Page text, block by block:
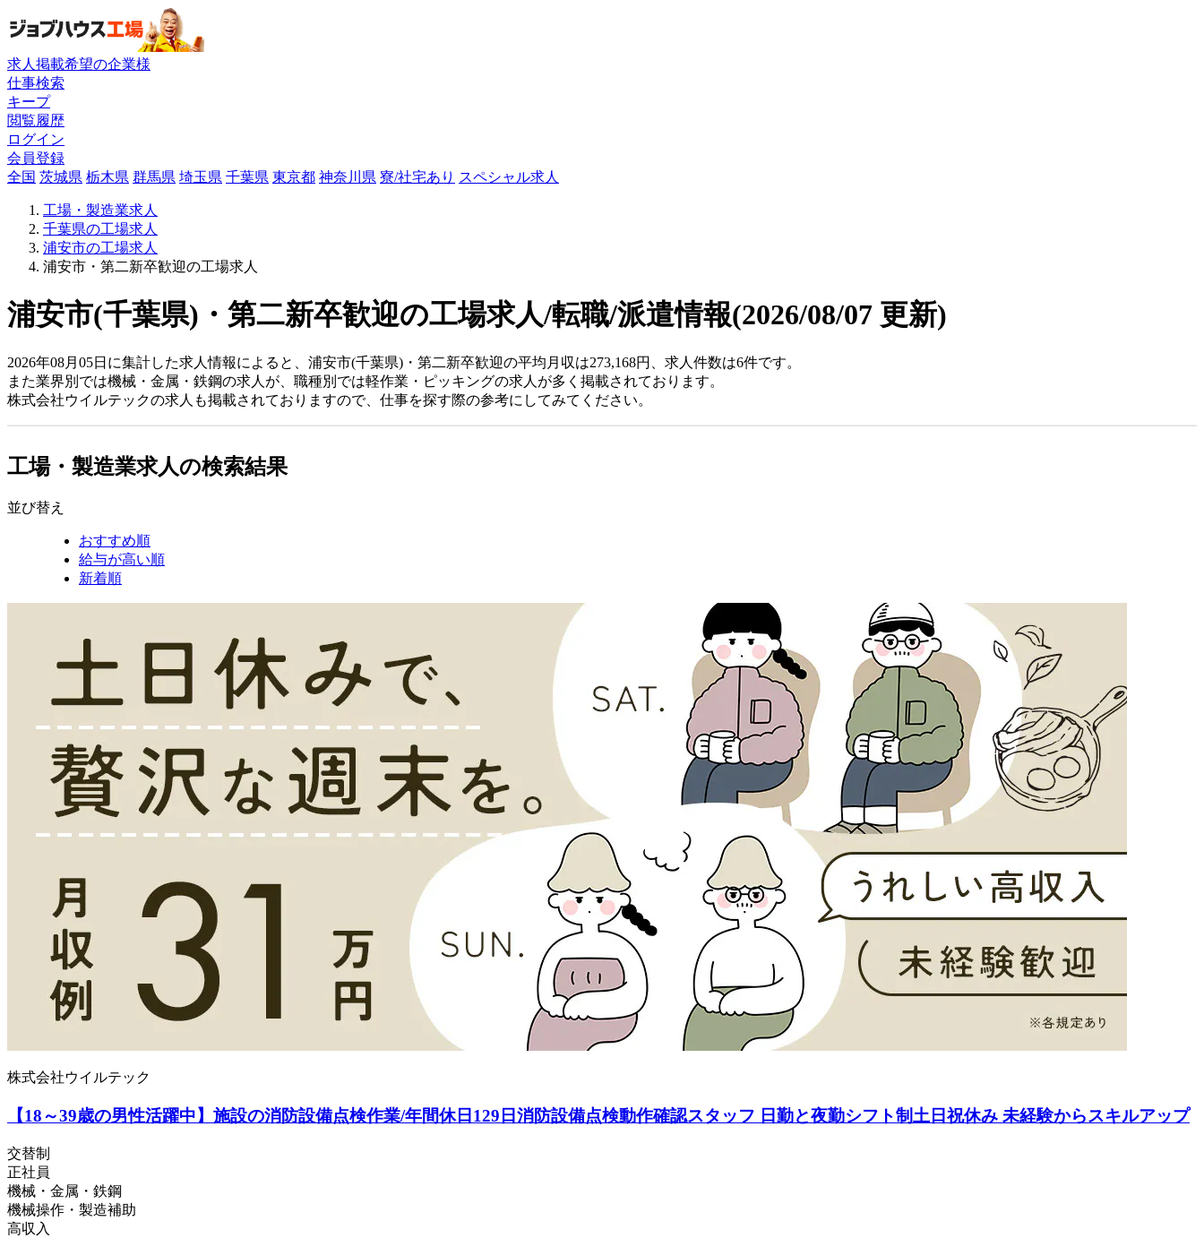
求人掲載希望の企業様
仕事検索
キープ
閲覧履歴
ログイン
会員登録
全国 茨城県 栃木県 群馬県 埼玉県 千葉県 東京都 神奈川県 寮/社宅あり スペシャル求人
工場・製造業求人
千葉県の工場求人
浦安市の工場求人
浦安市・第二新卒歓迎の工場求人
浦安市(千葉県)・第二新卒歓迎の工場求人/転職/派遣情報(2026/08/07 更新)
2026年08月05日に集計した求人情報によると、浦安市(千葉県)・第二新卒歓迎の平均月収は273,168円、求人件数は6件です。
また業界別では機械・金属・鉄鋼の求人が、職種別では軽作業・ピッキングの求人が多く掲載されております。
株式会社ウイルテックの求人も掲載されておりますので、仕事を探す際の参考にしてみてください。
工場・製造業求人の検索結果
並び替え
おすすめ順
給与が高い順
新着順
株式会社ウイルテック
【18～39歳の男性活躍中】施設の消防設備点検作業/年間休日129日消防設備点検動作確認スタッフ 日勤と夜勤シフト制土日祝休み 未経験からスキルアップ
交替制
正社員
機械・金属・鉄鋼
機械操作・製造補助
高収入